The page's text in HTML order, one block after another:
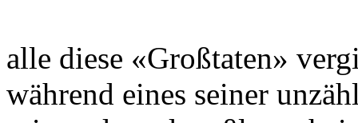
alle diese «Großtaten»
während eines seiner